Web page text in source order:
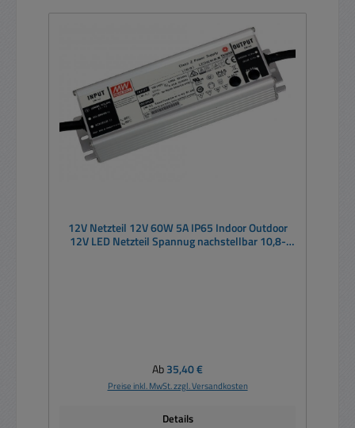
12V Netzteil 12V 60W 5A IP65 Indoor Outdoor
12V LED Netzteil Spannug nachstellbar 10,8-
Regulärer Preis:
Ab35,40 €
Preise inkl. MwSt. zzgl. Versandkosten
Details